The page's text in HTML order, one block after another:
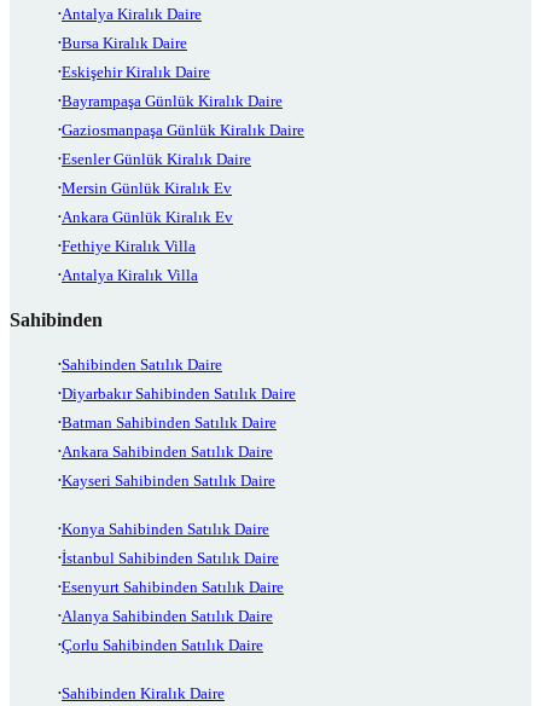
Antalya Kiralık Daire
Bursa Kiralık Daire
Eskişehir Kiralık Daire
Bayrampaşa Günlük Kiralık Daire
Gaziosmanpaşa Günlük Kiralık Daire
Esenler Günlük Kiralık Daire
Mersin Günlük Kiralık Ev
Ankara Günlük Kiralık Ev
Fethiye Kiralık Villa
Antalya Kiralık Villa
Sahibinden
Sahibinden Satılık Daire
Diyarbakır Sahibinden Satılık Daire
Batman Sahibinden Satılık Daire
Ankara Sahibinden Satılık Daire
Kayseri Sahibinden Satılık Daire
Konya Sahibinden Satılık Daire
İstanbul Sahibinden Satılık Daire
Esenyurt Sahibinden Satılık Daire
Alanya Sahibinden Satılık Daire
Çorlu Sahibinden Satılık Daire
Sahibinden Kiralık Daire